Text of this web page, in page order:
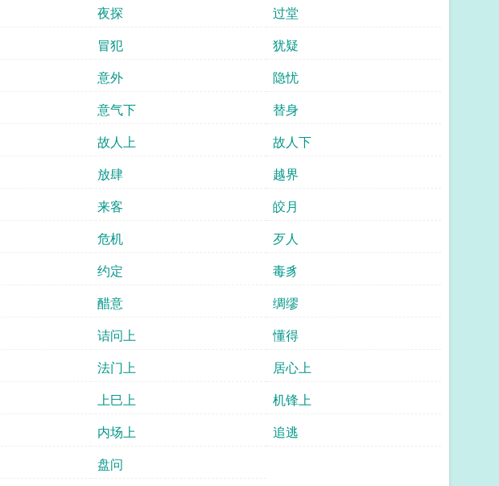
夜探
过堂
冒犯
犹疑
意外
隐忧
意气下
替身
故人上
故人下
放肆
越界
来客
皎月
危机
歹人
约定
毒豸
醋意
绸缪
诘问上
懂得
法门上
居心上
上巳上
机锋上
内场上
追逃
盘问